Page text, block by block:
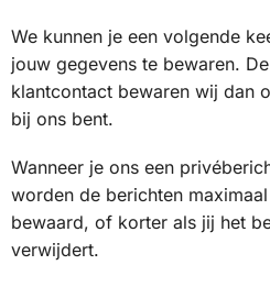
We kunnen je een volgende
jouw gegevens te bewaren.
klantcontact bewaren wij dan
bij ons bent.
Wanneer je ons een
worden de berichten
bewaard, of korter als jij het
verwijdert.